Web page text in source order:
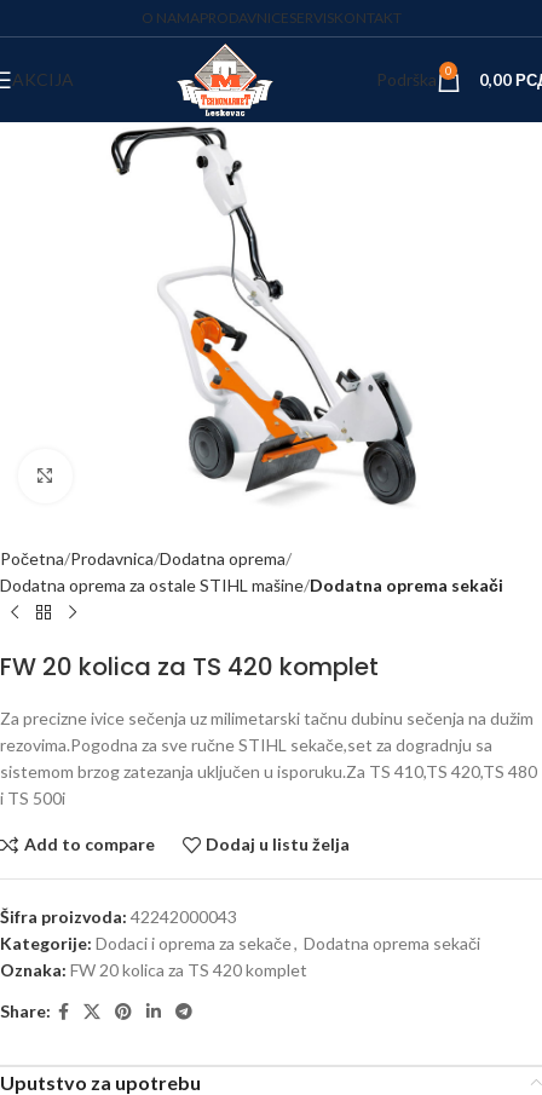
O NAMAPRODAVNICESERVISKONTAKT
AKCIJA Podrška 0 0,00
Kliknite za uvećanje
Početna Prodavnica Dodatna oprema
Dodatna oprema za ostale STIHL mašine Dodatna oprema sekači
FW 20 kolica za TS 420 komplet
Za precizne ivice sečenja uz milimetarski tačnu dubinu sečenja na dužim
rezovima.Pogodna za sve ručne STIHL sekače,set za dogradnju sa
sistemom brzog zatezanja uključen u isporuku.Za TS 410,TS 420,TS 480
i TS 500i
Add to compare Dodaj u listu želja
Šifra proizvoda: 42242000043
Kategorije: Dodaci i oprema za sekače, Dodatna oprema sekači
Oznaka: FW 20 kolica za TS 420 komplet
Share:
Uputstvo za upotrebu